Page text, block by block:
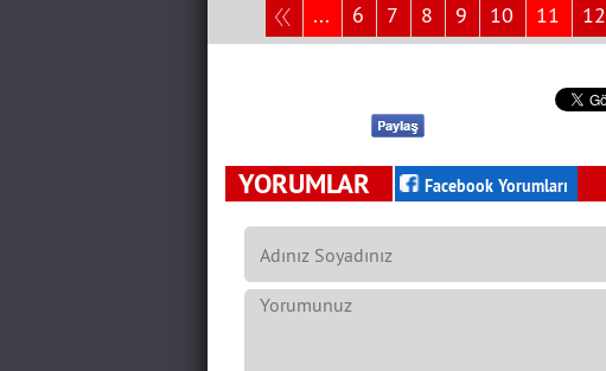
... 6 7 8 9 10 11 12
YORUMLAR Facebook Yorumları